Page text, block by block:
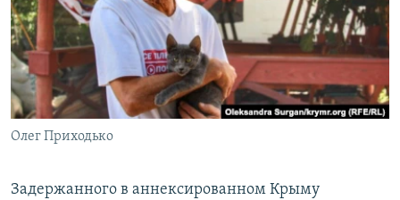
ПОБЕДИТЕЛЕЙ НЕ СУДЯТ?
КРЫМ.НЕПОКОРЕННЫЙ
ELIFBE
УКРАИНСКАЯ ПРОБЛЕМА КРЫМА
ПРИСОЕДИНЯЙТЕСЬ!
Все сайты RFE/RL
Олег Приходько
Задержанного в аннексированном Крыму